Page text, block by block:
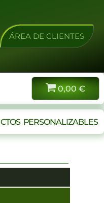
ÁREA DE CLIENTES
0,00 €
PERSONALIZABLES